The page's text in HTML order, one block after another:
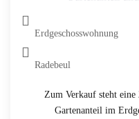
Erdgeschosswohnung
Radebeul
Zum Verkauf steht
Gartenanteil im